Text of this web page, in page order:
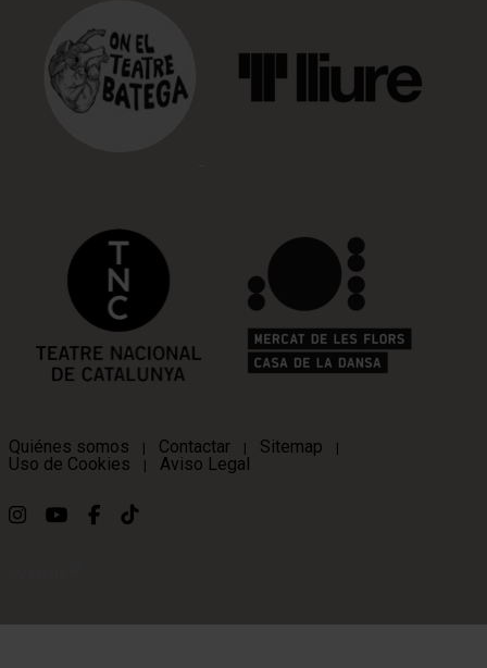
Quiénes somos | Contactar | Sitemap |
Uso de Cookies | Aviso Legal
Link a instagram
Link a youtube
Link a facebook
Link a ticktok